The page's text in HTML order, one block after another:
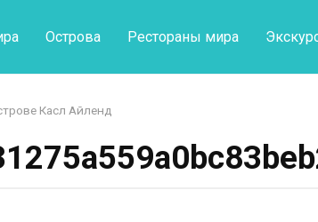
Острова Рестораны мира
Касл Айленд